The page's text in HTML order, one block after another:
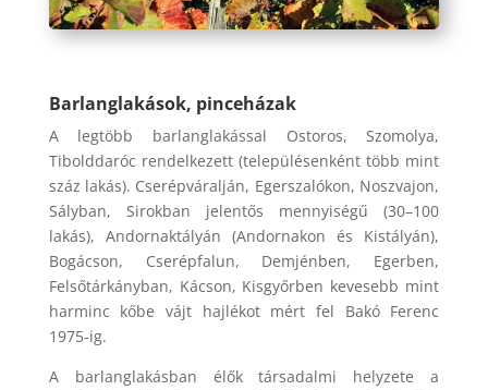
Barlanglakások, pinceházak
A legtöbb barlanglakással Ostoros, Szomolya,
Tibolddaróc rendelkezett (településenként több mint
száz lakás). Cserépváralján, Egerszalókon, Noszvajon,
Sályban, Sirokban jelentős mennyiségű (30–100
lakás), Andornaktályán (Andornakon és Kistályán),
Bogácson, Cserépfalun, Demjénben, Egerben,
Felsőtárkányban, Kácson, Kisgyőrben kevesebb mint
harminc kőbe vájt hajlékot mért fel Bakó Ferenc
1975-ig.
A barlanglakásban élők társadalmi helyzete a